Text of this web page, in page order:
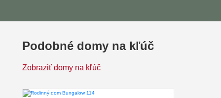
Podobné domy na kľúč
Zobraziť domy na kľúč